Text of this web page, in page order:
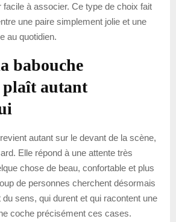
facile à associer. Ce type de choix fait
une paire simplement jolie et une
au quotidien.
babouche
plaît autant
autant sur le devant de la scène,
Elle répond à une attente très
chose de beau, confortable et plus
de personnes cherchent désormais
sens, qui durent et qui racontent une
coche précisément ces cases.